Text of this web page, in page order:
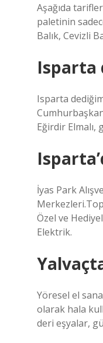
Aşağıda
paletinin
Balık, Cevizli
Isparta
Isparta
Eğirdir Elmalı,
İyas Park
Özel ve
Elektrik.
Yöresel el
olarak hala
deri eşyalar,